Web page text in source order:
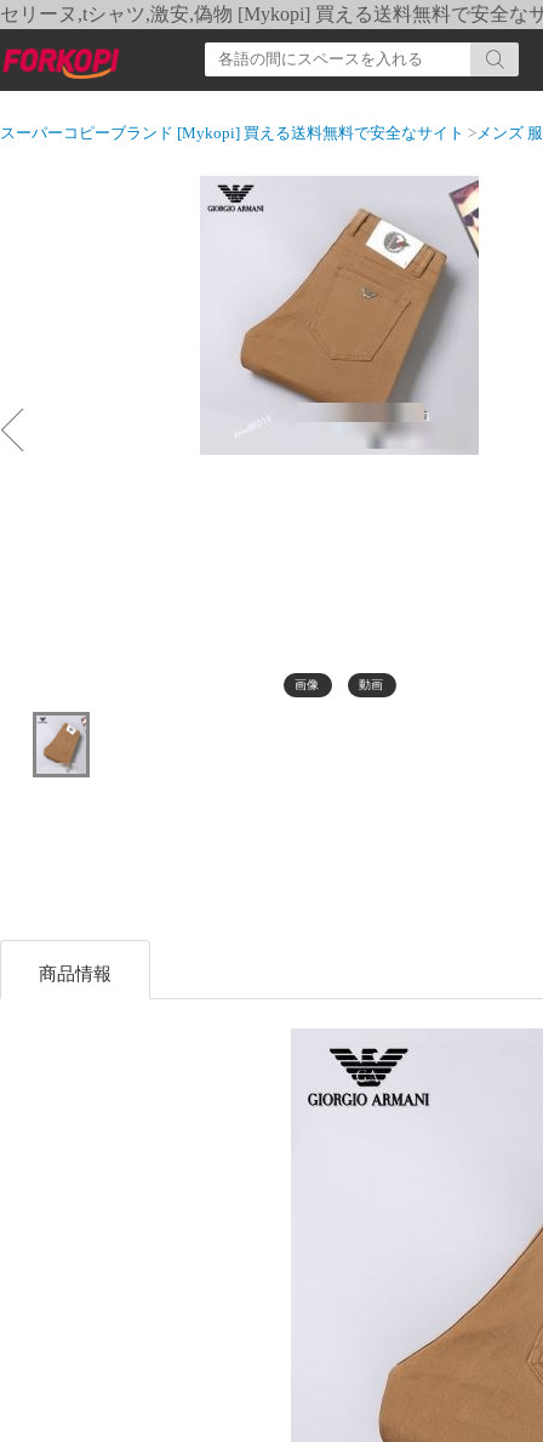
セリーヌ,tシャツ,激安,偽物 [Mykopi] 買える送料無料で安全な
スーパーコピーブランド [Mykopi] 買える送料無料で安全なサイト >メンズ 服
画像 動画
商品情報